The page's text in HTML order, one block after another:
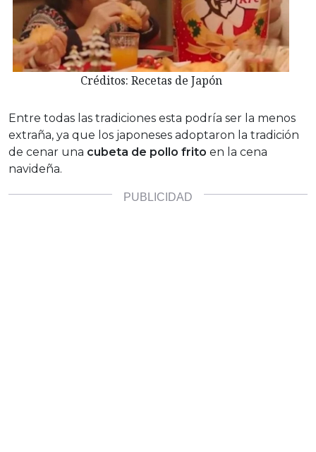
Créditos: Recetas de Japón
Entre todas las tradiciones esta podría ser la menos
extraña, ya que los japoneses adoptaron la tradición
de cenar una cubeta de pollo frito en la cena
navideña.